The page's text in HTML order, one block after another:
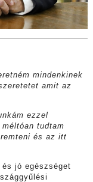
mindenkinek
amit az
ezzel
tudtam
és az itt
jó egészséget